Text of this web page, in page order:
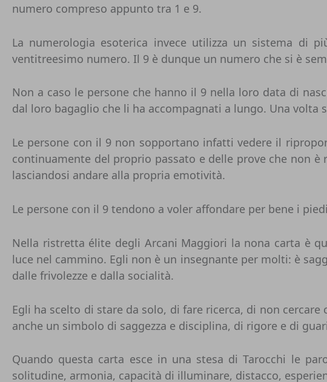
numero compreso appunto tra 1 e 9.
La numerologia esoterica invece utilizza un sistema di
ventitreesimo numero. Il 9 è dunque un numero che si è
Non a caso le persone che hanno il 9 nella loro data di
dal loro bagaglio che li ha accompagnati a lungo. Una volta
Le persone con il 9 non sopportano infatti vedere il
continuamente del proprio passato e delle prove che non
lasciandosi andare alla propria emotività.
Le persone con il 9 tendono a voler affondare per bene i
Nella ristretta élite degli Arcani Maggiori la nona carta è
luce nel cammino. Egli non è un insegnante per molti: è
dalle frivolezze e dalla socialità.
Egli ha scelto di stare da solo, di fare ricerca, di non
anche un simbolo di saggezza e disciplina, di rigore e di
Quando questa carta esce in una stesa di Tarocchi le
solitudine, armonia, capacità di illuminare, distacco,